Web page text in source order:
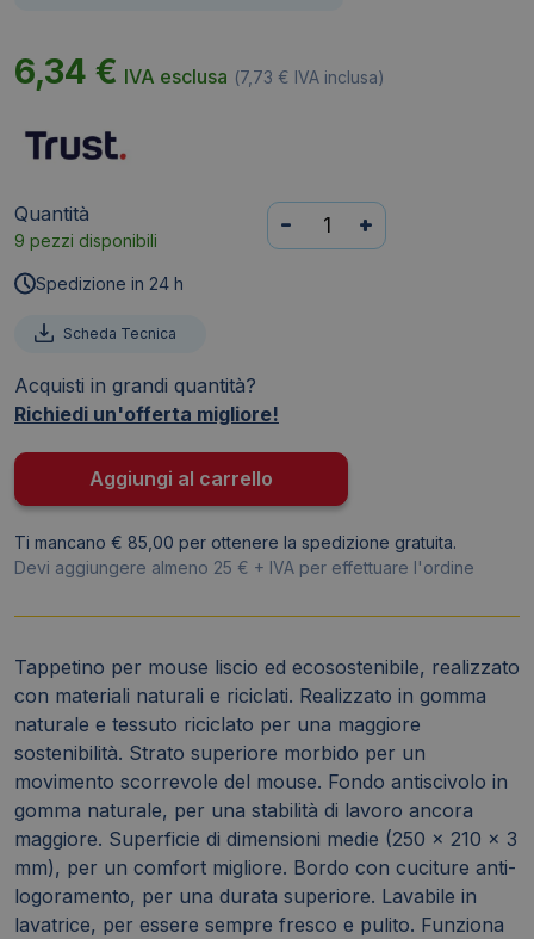
6,34 € IVA esclusa (7,73 € IVA inclusa)
Quantità
9 pezzi disponibili
Tappetino
per
materiali
nero
24743
quantità
- +
Spedizione in 24 h
Scheda Tecnica
Acquisti in grandi quantità?
Richiedi un'offerta migliore!
Aggiungi al carrello
Ti mancano € 85,00 per ottenere la spedizione gratuita.
Devi aggiungere almeno 25 € + IVA per effettuare l'ordine
Tappetino per mouse liscio ed ecosostenibile, realizzato
con materiali naturali e riciclati. Realizzato in gomma
naturale e tessuto riciclato per una maggiore
sostenibilità. Strato superiore morbido per un
movimento scorrevole del mouse. Fondo antiscivolo in
gomma naturale, per una stabilità di lavoro ancora
maggiore. Superficie di dimensioni medie (250 x 210 x 3
mm), per un comfort migliore. Bordo con cuciture anti-
logoramento, per una durata superiore. Lavabile in
lavatrice, per essere sempre fresco e pulito. Funziona